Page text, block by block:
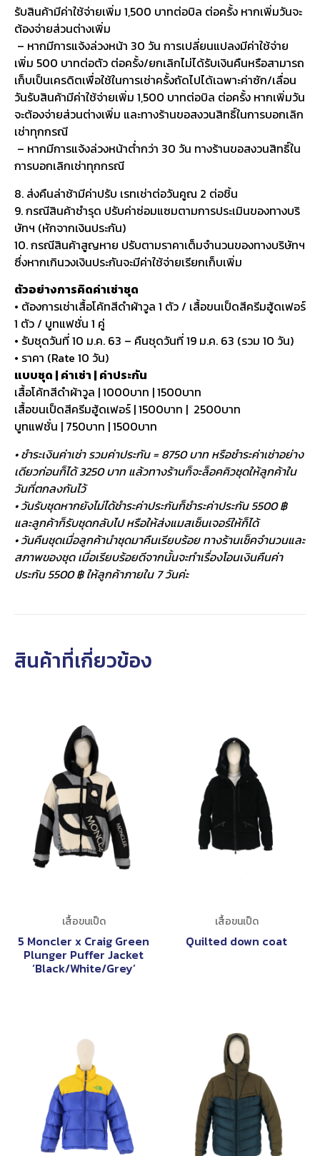
รับสินค้ามีค่าใช้จ่ายเพิ่ม 1,500 บาทต่อบิล ต่อครั้ง หากเพิ่มวันจะ
ต้องจ่ายส่วนต่างเพิ่ม
– หากมีการแจ้งล่วงหน้า 30 วัน การเปลี่ยนแปลงมีค่าใช้จ่าย
เพิ่ม 500 บาทต่อตัว ต่อครั้ง/ยกเลิกไม่ได้รับเงินคืนหรือสามารถ
เก็บเป็นเครดิตเพื่อใช้ในการเช่าครั้งถัดไปได้เฉพาะค่าซัก/เลื่อน
วันรับสินค้ามีค่าใช้จ่ายเพิ่ม 1,500 บาทต่อบิล ต่อครั้ง หากเพิ่มวัน
จะต้องจ่ายส่วนต่างเพิ่ม และทางร้านขอสงวนสิทธิ์ในการบอกเลิก
เช่าทุกกรณี
– หากมีการแจ้งล่วงหน้าต่ำกว่า 30 วัน ทางร้านขอสงวนสิทธิ์ใน
การบอกเลิกเช่าทุกกรณี
8. ส่งคืนล่าช้ามีค่าปรับ เรทเช่าต่อวันคูณ 2 ต่อชิ้น
9. กรณีสินค้าชำรุด ปรับค่าซ่อมแซมตามการประเมินของทางบริ
ษัทฯ (หักจากเงินประกัน)
10. กรณีสินค้าสูญหาย ปรับตามราคาเต็มจำนวนของทางบริษัทฯ
ซึ่งหากเกินวงเงินประกันจะมีค่าใช้จ่ายเรียกเก็บเพิ่ม
ตัวอย่างการคิดค่าเช่าชุด
• ต้องการเช่าเสื้อโค้ทสีดำผ้าวูล 1 ตัว / เสื้อขนเป็ดสีครีมฮู้ดเฟอร์
1 ตัว / บูทแฟชั่น 1 คู่
• รับชุดวันที่ 10 ม.ค. 63 – คืนชุดวันที่ 19 ม.ค. 63 (รวม 10 วัน)
• ราคา (Rate 10 วัน)
แบบชุด | ค่าเช่า | ค่าประกัน
เสื้อโค้ทสีดำผ้าวูล | 1000บาท | 1500บาท
เสื้อขนเป็ดสีครีมฮู้ดเฟอร์ | 1500บาท | 2500บาท
บูทแฟชั่น | 750บาท | 1500บาท
• ชำระเงินค่าเช่า รวมค่าประกัน = 8750 บาท หรือชำระค่าเช่าอย่าง
เดียวก่อนก็ได้ 3250 บาท แล้วทางร้านก็จะล็อคคิวชุดให้ลูกค้าใน
วันที่ตกลงกันไว้
• วันรับชุดหากยังไม่ได้ชำระค่าประกันก็ชำระค่าประกัน 5500 ฿
และลูกค้าก็รับชุดกลับไป หรือให้ส่งแมสเซ็นเจอร์ให้ก็ได้
• วันคืนชุดเมื่อลูกค้านำชุดมาคืนเรียบร้อย ทางร้านเช็คจำนวนและ
สภาพของชุด เมื่อเรียบร้อยดีจากนั้นจะทำเรื่องโอนเงินคืนค่า
ประกัน 5500 ฿ ให้ลูกค้าภายใน 7 วันค่ะ
สินค้าที่เกี่ยวข้อง
เสื้อขนเป็ด
5 Moncler x Craig Green
Plunger Puffer Jacket
‘Black/White/Grey’
เสื้อขนเป็ด
Quilted down coat